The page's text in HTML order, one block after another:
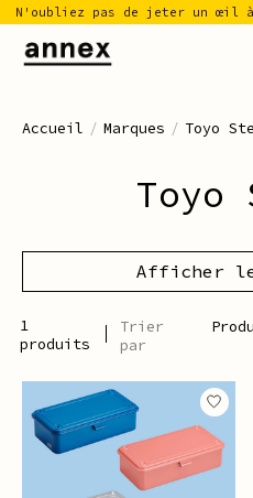
N'oubliez pas de jeter un œil à
Accueil / Marques / Toyo
Toyo
Afficher
1
produits
Trier
par